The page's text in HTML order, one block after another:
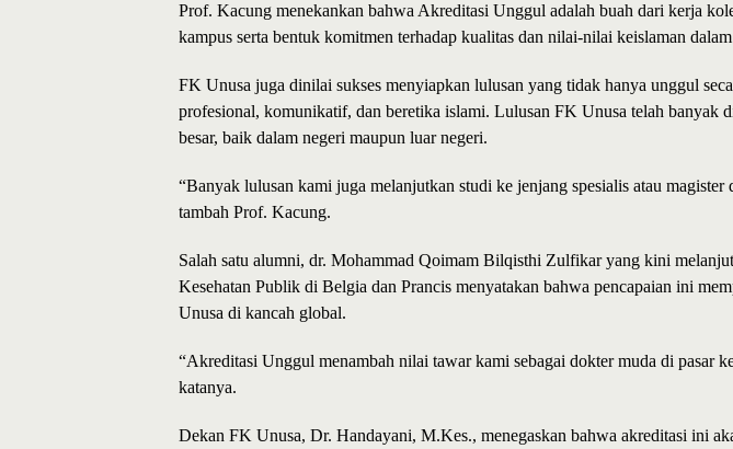
Prof. Kacung menekankan bahwa Akreditasi Unggul adalah buah dari kerja
kampus serta bentuk komitmen terhadap kualitas dan nilai-nilai keislaman
FK Unusa juga dinilai sukses menyiapkan lulusan yang tidak hanya unggul
profesional, komunikatif, dan beretika islami. Lulusan FK Unusa telah banyak
besar, baik dalam negeri maupun luar negeri.
“Banyak lulusan kami juga melanjutkan studi ke jenjang spesialis atau magister
tambah Prof. Kacung.
Salah satu alumni, dr. Mohammad Qoimam Bilqisthi Zulfikar yang kini
Kesehatan Publik di Belgia dan Prancis menyatakan bahwa pencapaian ini
Unusa di kancah global.
“Akreditasi Unggul menambah nilai tawar kami sebagai dokter muda di pasar
katanya.
Dekan FK Unusa, Dr. Handayani, M.Kes., menegaskan bahwa akreditasi ini